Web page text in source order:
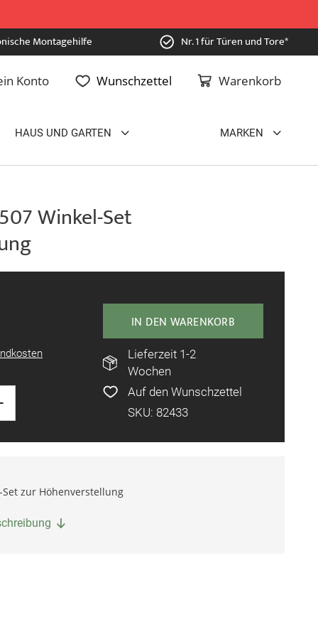
Montagehilfe Nr. 1 für Türen und Tore*
Warenkorb
Konto Wunschzettel
HAUS UND GARTEN MARKEN
Winkel-Set
IN DEN WARENKORB
Lieferzeit 1-2
Wochen
Auf den Wunschzettel
SKU: 82433
zur Höhenverstellung